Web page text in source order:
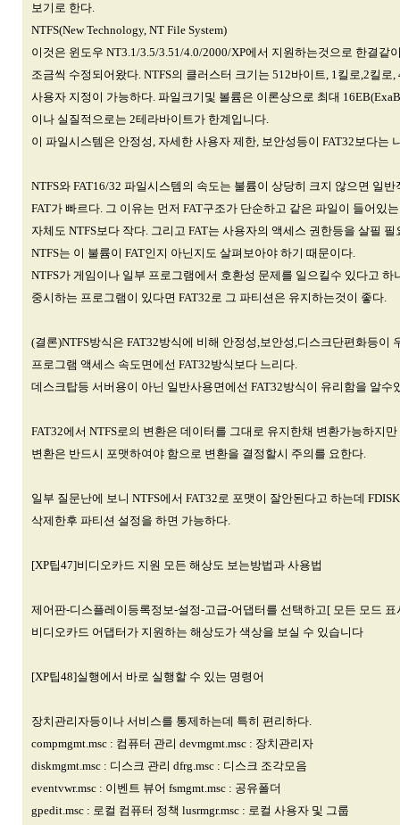
보기로 한다.
NTFS(New Technology, NT File System)
이것은 윈도우 NT3.1/3.5/3.51/4.0/2000/XP에서 지원하는것으로 한결같
조금씩 수정되어왔다. NTFS의 클러스터 크기는 512바이트, 1킬로,2킬로
사용자 지정이 가능하다. 파일크기및 볼륨은 이론상으로 최대
이나 실질적으로는 2테라바이트가 한계입니다.
이 파일시스템은 안정성, 자세한 사용자 제한, 보안성등이 FAT32보다는
NTFS와 FAT16/32 파일시스템의 속도는 불륨이 상당히 크지 않으면 일반
FAT가 빠르다. 그 이유는 먼저 FAT구조가 단순하고 같은 파일이 들어있
자체도 NTFS보다 작다. 그리고 FAT는 사용자의 액세스 권한등을 살필 필
NTFS는 이 불륨이 FAT인지 아닌지도 살펴보아야 하기 때문이다.
NTFS가 게임이나 일부 프로그램에서 호환성 문제를 일으킬수 있다고 하
중시하는 프로그램이 있다면 FAT32로 그 파티션은 유지하는것이 좋다.
(결론)NTFS방식은 FAT32방식에 비해 안정성,보안성,디스크단편화등이
프로그램 액세스 속도면에선 FAT32방식보다 느리다.
데스크탑등 서버용이 아닌 일반사용면에선 FAT32방식이 유리함을 알수
FAT32에서 NTFS로의 변환은 데이터를 그대로 유지한채 변환가능하지만
변환은 반드시 포맷하여야 함으로 변환을 결정할시 주의를 요한다.
일부 질문난에 보니 NTFS에서 FAT32로 포맷이 잘안된다고 하는데
삭제한후 파티션 설정을 하면 가능하다.
[XP팁47]비디오카드 지원 모든 해상도 보는방법과 사용법
제어판-디스플레이등록정보-설정-고급-어댑터를 선택하고[ 모든 모드
비디오카드 어댑터가 지원하는 해상도가 색상을 보실 수 있습니다
[XP팁48]실행에서 바로 실행할 수 있는 명령어
장치관리자등이나 서비스를 통제하는데 특히 편리하다.
compmgmt.msc : 컴퓨터 관리 devmgmt.msc : 장치관리자
diskmgmt.msc : 디스크 관리 dfrg.msc : 디스크 조각모음
eventvwr.msc : 이벤트 뷰어 fsmgmt.msc : 공유폴더
gpedit.msc : 로컬 컴퓨터 정책 lusrmgr.msc : 로컬 사용자 및 그룹